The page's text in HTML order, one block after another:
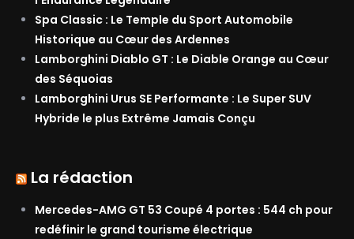
Spa Classic : Le Temple du Sport Automobile
Historique au Cœur des Ardennes
Lamborghini Diablo GT : Le Diable Orange au Cœur
des Séquoias
Lamborghini Urus SE Performante : Le Super SUV
Hybride le plus Extrême Jamais Conçu
La rédaction
Mercedes-AMG GT 53 Coupé 4 portes : 544 ch pour
redéfinir le grand tourisme électrique